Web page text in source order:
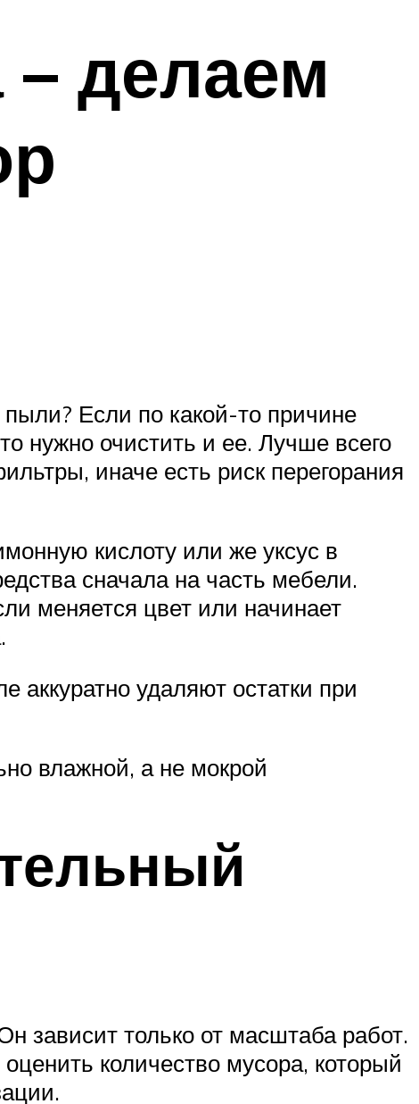
– делаем
Если по какой-то причине
нужно очистить и ее. Лучше всего
иначе есть риск перегорания
кислоту или же уксус в
сначала на часть мебели.
меняется цвет или начинает
удаляют остатки при
влажной, а не мокрой
зависит только от масштаба работ.
количество мусора, который